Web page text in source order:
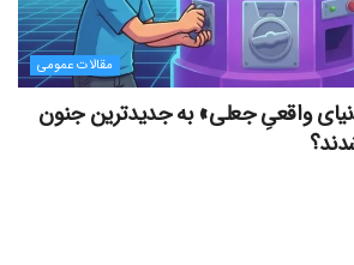
مقالات عمومی
واقعیِ جعلی» به جدیدترین جنون